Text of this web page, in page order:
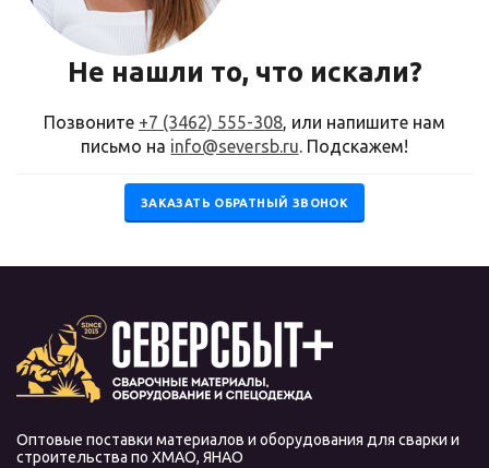
Не нашли то, что искали?
Позвоните +7 (3462) 555-308, или напишите нам
письмо на info@seversb.ru. Подскажем!
ЗАКАЗАТЬ ОБРАТНЫЙ ЗВОНОК
Оптовые поставки материалов и оборудования для сварки и
строительства по ХМАО, ЯНАО